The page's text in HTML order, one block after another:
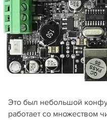
Это был небольшой
работает со множеством